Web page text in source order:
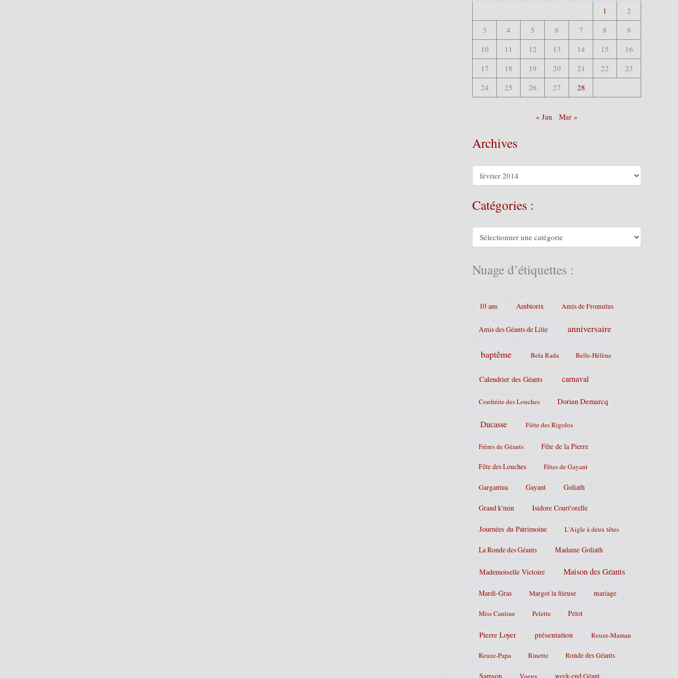
1
2
3
4 5 6 7 8
9
10
11 12 13 14 15
16
17
18 19 20 21 22
23
24
25 26 27 28
« Jan Mar »
Archives
A
h
i
e
Catégories :
g
Nuage d’étiquettes :
10 ans Ambiorix Amis de Fromulus
Amis des Géants de Lille anniversaire
baptême Bela Rada Belle-Hélène
Calendrier des Géants carnaval
Confrérie des Louches Dorian Demarcq
Ducasse Fiète des Rigolos
Frères de Géants Fête de la Pierre
Fête des Louches Fêtes de Gayant
Gargantua Gayant Goliath
Grand k'min Isidore Court'orelle
Journées du Patrimoine L'Aigle à deux têtes
La Ronde des Géants Madame Goliath
Mademoiselle Victoire Maison des Géants
Mardi-Gras Margot la fileuse mariage
Miss Cantine Pelette Pelot
Pierre Loyer présentation Reuze-Maman
Reuze-Papa Rinette Ronde des Géants
Samson Voeux week-end Géant